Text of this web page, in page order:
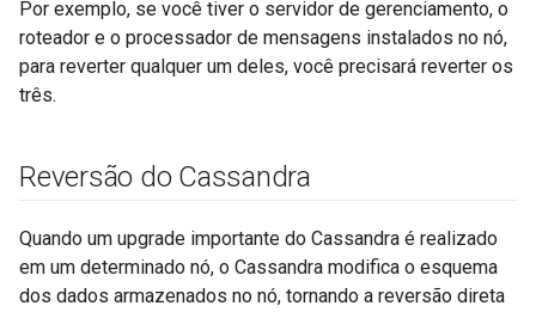
Por exemplo, se você tiver o servidor de gerenciamento, o
roteador e o processador de mensagens instalados no nó,
para reverter qualquer um deles, você precisará reverter os
três.
Reversão do Cassandra
Quando um upgrade importante do Cassandra é realizado
em um determinado nó, o Cassandra modifica o esquema
dos dados armazenados no nó, tornando a reversão direta